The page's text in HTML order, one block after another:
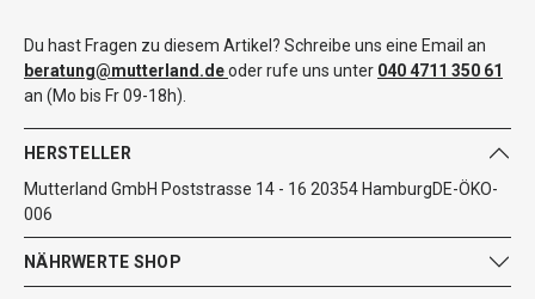
Du hast Fragen zu diesem Artikel? Schreibe uns eine Email an
beratung@mutterland.deoder rufe uns unter 040 4711 350 61
an (Mo bis Fr 09-18h).
HERSTELLER
Mutterland GmbH Poststrasse 14 - 16 20354 HamburgDE-ÖKO-
006
NÄHRWERTE SHOP